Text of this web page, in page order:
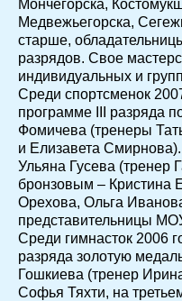
Мончегорска,
Медвежьегорска,
старше,
разрядов. Свое
индивидуальных и
Среди спортсменок
программе III разряда
Фомичева (тренеры
и Елизавета
Ульяна Гусева (тренер
бронзовым – Кристина
Орехова, Ольга
представительницы
Среди гимнасток 2006
разряда золотую
Гошкиева (тренер
Софья Тяхти, на